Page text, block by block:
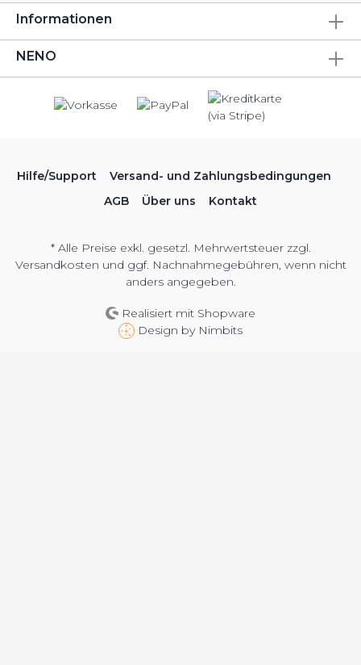
Informationen
NENO
Hilfe/Support
Versand- und Zahlungsbedingungen
AGB
Über uns Kontakt
* Alle Preise exkl. gesetzl. Mehrwertsteuer zzgl.
Versandkosten und ggf. Nachnahmegebühren, wenn nicht
anders angegeben.
Realisiert mit Shopware
Design by Nimbits